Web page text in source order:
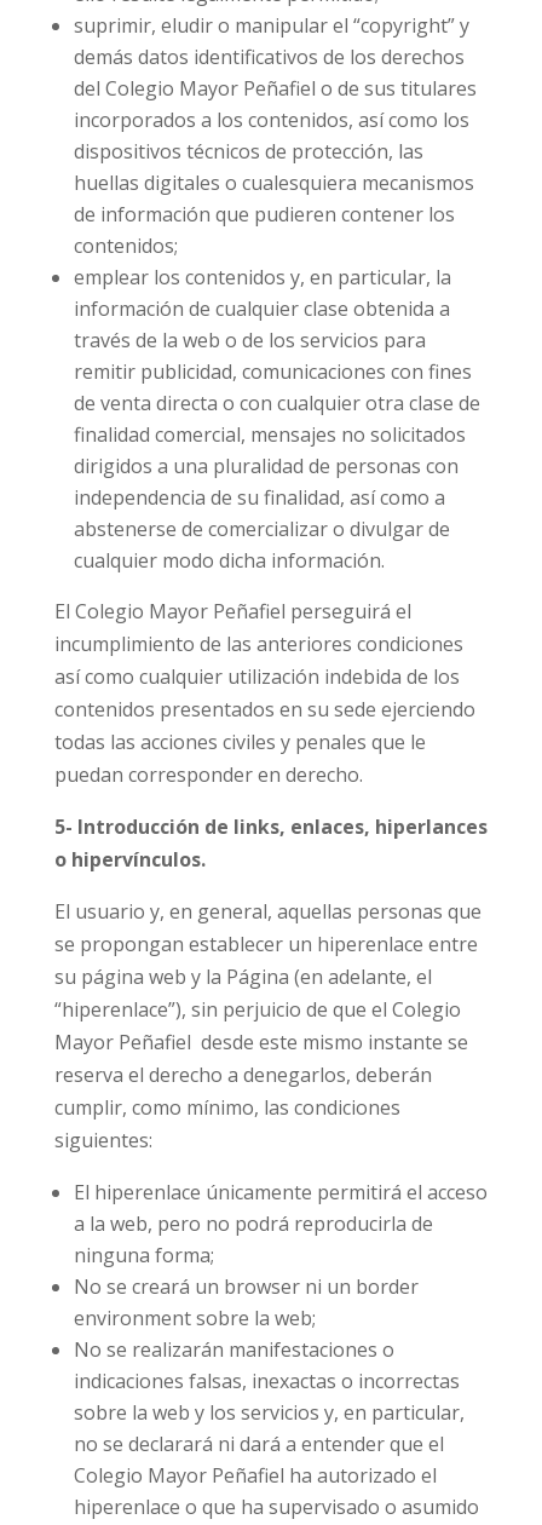
suprimir, eludir o manipular el “copyright” y
demás datos identificativos de los derechos
del Colegio Mayor Peñafiel o de sus titulares
incorporados a los contenidos, así como los
dispositivos técnicos de protección, las
huellas digitales o cualesquiera mecanismos
de información que pudieren contener los
contenidos;
emplear los contenidos y, en particular, la
información de cualquier clase obtenida a
través de la web o de los servicios para
remitir publicidad, comunicaciones con fines
de venta directa o con cualquier otra clase de
finalidad comercial, mensajes no solicitados
dirigidos a una pluralidad de personas con
independencia de su finalidad, así como a
abstenerse de comercializar o divulgar de
cualquier modo dicha información.
El Colegio Mayor Peñafiel perseguirá el
incumplimiento de las anteriores condiciones
así como cualquier utilización indebida de los
contenidos presentados en su sede ejerciendo
todas las acciones civiles y penales que le
puedan corresponder en derecho.
5- Introducción de links, enlaces, hiperlances
o hipervínculos.
El usuario y, en general, aquellas personas que
se propongan establecer un hiperenlace entre
su página web y la Página (en adelante, el
“hiperenlace”), sin perjuicio de que el Colegio
Mayor Peñafiel desde este mismo instante se
reserva el derecho a denegarlos, deberán
cumplir, como mínimo, las condiciones
siguientes:
El hiperenlace únicamente permitirá el acceso
a la web, pero no podrá reproducirla de
ninguna forma;
No se creará un browser ni un border
environment sobre la web;
No se realizarán manifestaciones o
indicaciones falsas, inexactas o incorrectas
sobre la web y los servicios y, en particular,
no se declarará ni dará a entender que el
Colegio Mayor Peñafiel ha autorizado el
hiperenlace o que ha supervisado o asumido